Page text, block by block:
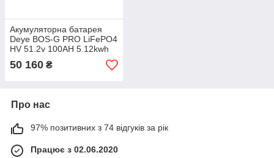
Акумуляторна батарея
Deye BOS-G PRO LiFePO4
HV 51.2v 100AH 5.12kwh
для високовольтних
інверторів
50 160 ₴
Про нас
97% позитивних з 74 відгуків за рік
Працює з 02.06.2020